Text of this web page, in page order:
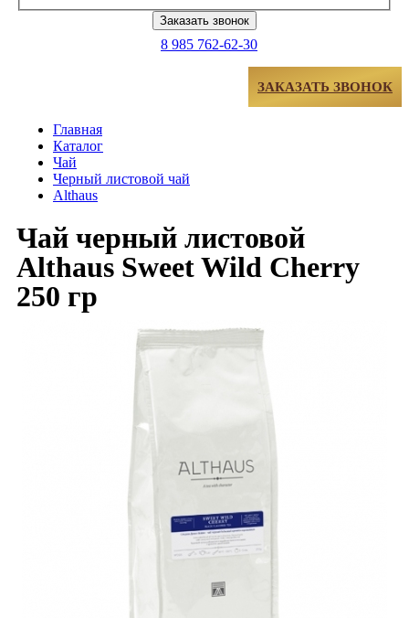
8 985 762-62-30
ЗАКАЗАТЬ ЗВОНОК
Главная
Каталог
Чай
Черный листовой чай
Althaus
Чай черный листовой
Althaus Sweet Wild Cherry
250 гр